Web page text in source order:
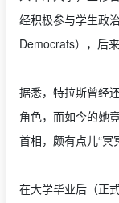
经积极参与学生政
Democrats），后
据悉，特拉斯曾经
角色，而如今的她
首相，颇有点儿“冥
在大学毕业后（正